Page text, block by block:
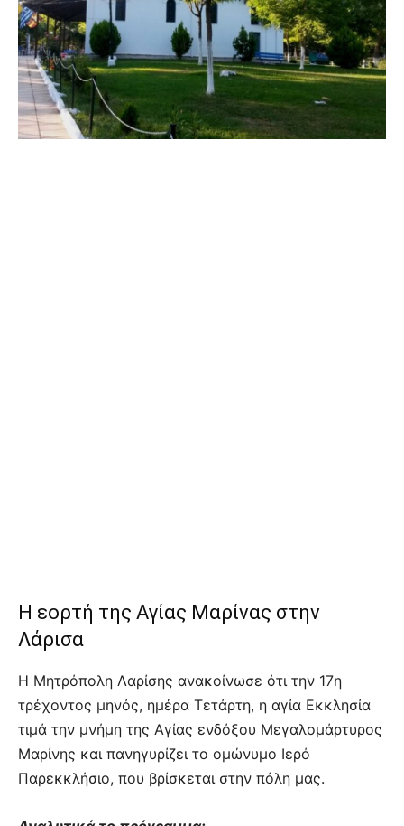
Η εορτή της Αγίας Μαρίνας στην
Λάρισα
Η Μητρόπολη Λαρίσης ανακοίνωσε ότι την 17η
τρέχοντος μηνός, ημέρα Τετάρτη, η αγία Εκκλησία
τιμά την μνήμη της Αγίας ενδόξου Μεγαλομάρτυρος
Μαρίνης και πανηγυρίζει το ομώνυμο Ιερό
Παρεκκλήσιο, που βρίσκεται στην πόλη μας.